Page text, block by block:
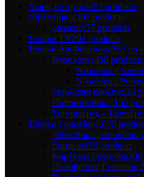
Χωρίς κατηγορία67 products
Βιβλιοθήκες307 products
ραφιερες57 products
Έπιπλα TV292 products
Έπιπλα Αποθήκευσης762
Ντουλάπες408 products
Ντουλάπες
Ντουλάπες
ντουλαπια κουζίνας24
Παπουτσοθήκες150
Συρταριέρες –
Έπιπλα Γραφείου1.075
βιβλιοθήκες ντουλάπια
Γραφεία416 products
Καρέκλες Γραφείου
Πολυθρόνες Γραφείου